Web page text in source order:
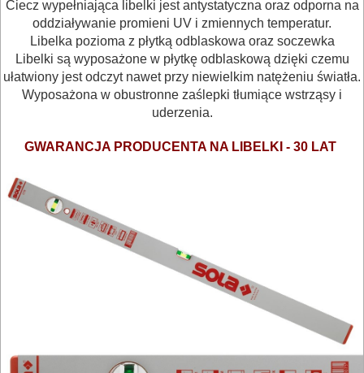
Wykrywacze
Miary
Poziomice
ręczne
elektroniczne
kątowniki
Kamery
Ciecz wypełniająca libelki jest antystatyczna oraz odporna na
oddziaływanie promieni UV i zmiennych temperatur.
Libelka pozioma z płytką odblaskowa oraz soczewka
Libelki są wyposażone w płytkę odblaskową dzięki czemu
ułatwiony jest odczyt nawet przy niewielkim natężeniu światła.
Wyposażona w obustronne zaślepki tłumiące wstrząsy i
uderzenia.
GWARANCJA PRODUCENTA NA LIBELKI - 30 LAT